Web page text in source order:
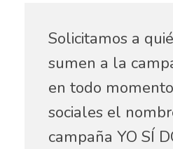
Solicitamos a
sumen a la
en todo
sociales el
campaña YO SÍ